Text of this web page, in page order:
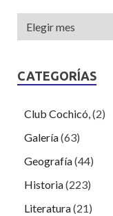
CATEGORÍAS
Club Cochicó,(2)
Galería(63)
Geografía(44)
Historia(223)
Literatura(21)